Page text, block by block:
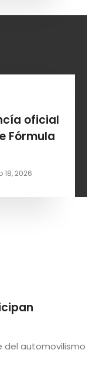
oficial
Fórmula
18, 2026
del automovilismo